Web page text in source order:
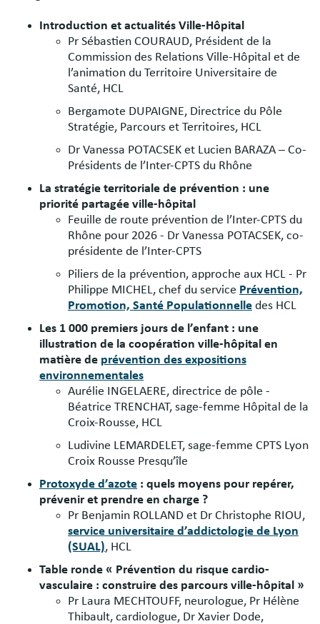
Introduction et actualités Ville-Hôpital
Pr Sébastien COURAUD, Président de la
Commission des Relations Ville-Hôpital et de
l’animation du Territoire Universitaire de
Santé, HCL
Bergamote DUPAIGNE, Directrice du Pôle
Stratégie, Parcours et Territoires, HCL
Dr Vanessa POTACSEK et Lucien BARAZA – Co-
Présidents de l’Inter-CPTS du Rhône
La stratégie territoriale de prévention : une
priorité partagée ville-hôpital
Feuille de route prévention de l’Inter-CPTS du
Rhône pour 2026 - Dr Vanessa POTACSEK, co-
présidente de l’Inter-CPTS
Piliers de la prévention, approche aux HCL - Pr
Philippe MICHEL, chef du service Prévention,
Promotion, Santé Populationnelle des HCL
Les 1 000 premiers jours de l’enfant : une
illustration de la coopération ville-hôpital en
matière de prévention des expositions
environnementales
Aurélie INGELAERE, directrice de pôle -
Béatrice TRENCHAT, sage-femme Hôpital de la
Croix-Rousse, HCL
Ludivine LEMARDELET, sage-femme CPTS Lyon
Croix Rousse Presqu’île
Protoxyde d’azote : quels moyens pour repérer,
prévenir et prendre en charge ?
Pr Benjamin ROLLAND et Dr Christophe RIOU,
service universitaire d’addictologie de Lyon
(SUAL), HCL
Table ronde « Prévention du risque cardio-
vasculaire : construire des parcours ville-hôpital »
Pr Laura MECHTOUFF, neurologue, Pr Hélène
Thibault, cardiologue, Dr Xavier Dode,